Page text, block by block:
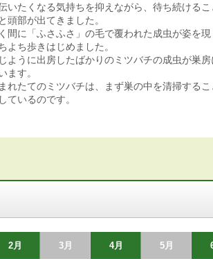
いたくなる気持ちを抑えながら、待ち続ける
頭部が出てきました。
間に「ふさふさ」の毛で覆われた成虫が姿を
よち歩きはじめました。
ように出房したばかりのミツバチの成虫が巣
ます。
れたてのミツバチは、まず巣の中を清掃する
ているのです。
2月 3月 4月 5月